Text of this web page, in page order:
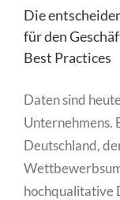
Die
für den
Best Practices
Daten sind
Unternehmens.
Deutschland,
hochqualitative